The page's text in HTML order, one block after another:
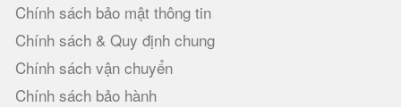
Chính sách bảo mật thông tin
Chính sách & Quy định chung
Chính sách vận chuyển
Chính sách bảo hành